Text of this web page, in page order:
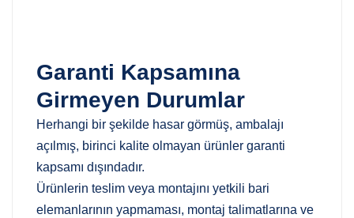
Garanti Kapsamına
Girmeyen Durumlar
Herhangi bir şekilde hasar görmüş, ambalajı
açılmış, birinci kalite olmayan ürünler garanti
kapsamı dışındadır.
Ürünlerin teslim veya montajını yetkili bari
elemanlarının yapmaması, montaj talimatlarına ve